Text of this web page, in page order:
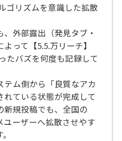
ゴリズムを意識した拡散
外部露出（発見タブ・
って【5.5.万リーチ】
たバズを何度も記録して
テム側から「良質なアカ
れている状態が完成して
新規投稿でも、全国の
ユーザーへ拡散させやす